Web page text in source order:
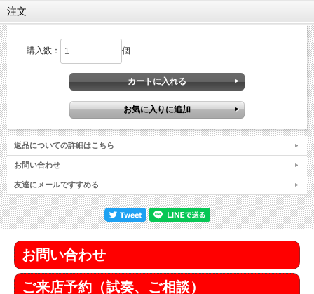
注文
購入数： 個
返品についての詳細はこちら
お問い合わせ
友達にメールですすめる
お問い合わせ
ご来店予約（試奏、ご相談）